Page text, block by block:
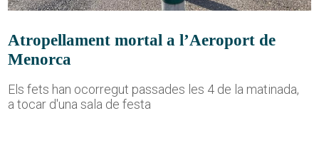
Atropellament mortal a l’Aeroport de
Menorca
Els fets han ocorregut passades les 4 de la matinada,
a tocar d'una sala de festa